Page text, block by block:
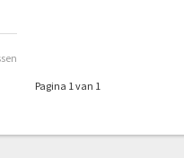
Pagina 1 van 1